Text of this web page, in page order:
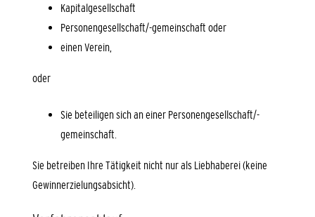
Kapitalgesellschaft
Personengesellschaft/-gemeinschaft oder
einen Verein,
oder
Sie beteiligen sich an einer Personengesellschaft/-
gemeinschaft.
Sie betreiben Ihre Tätigkeit nicht nur als Liebhaberei (keine
Gewinnerzielungsabsicht).